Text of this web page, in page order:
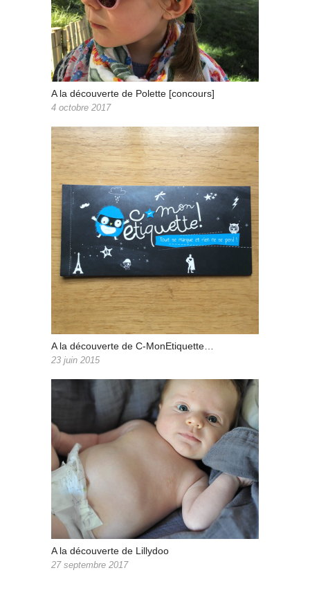
A la découverte de Polette [concours]
4 octobre 2017
A la découverte de C-MonEtiquette…
23 juin 2015
A la découverte de Lillydoo
27 septembre 2017